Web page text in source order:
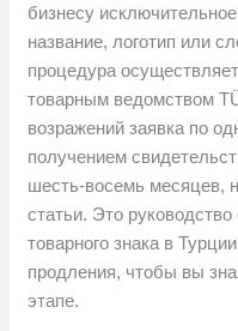
бизнесу
название, логотип или
процедура
товарным ведомством
возражений заявка по
получением
шесть-восемь месяцев,
статьи. Это
товарного знака в
продления, чтобы вы
этапе.